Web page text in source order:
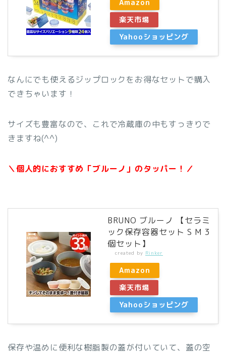
Amazon
楽天市場
Yahooショッピング
なんにでも使えるジップロックをお得なセットで購入
できちゃいます！
サイズも豊富なので、これで冷蔵庫の中もすっきりで
きますね(^^)
＼個人的におすすめ「ブルーノ」のタッパー！／
BRUNO ブルーノ 【セラミ
ック保存容器セット S M 3
個セット】
created by Rinker
Amazon
楽天市場
Yahooショッピング
保存や温めに便利な樹脂製の蓋が付いていて、蓋の空